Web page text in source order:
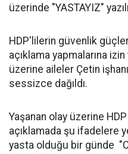
üzerinde "YASTAYIZ"
HDP'lilerin güvenlik
açıklama yapmalarına
üzerine aileler Çetin
sessizce dağıldı.
Yaşanan olay üzerine HDP
açıklamada şu ifadelere
yasta olduğu bir günde